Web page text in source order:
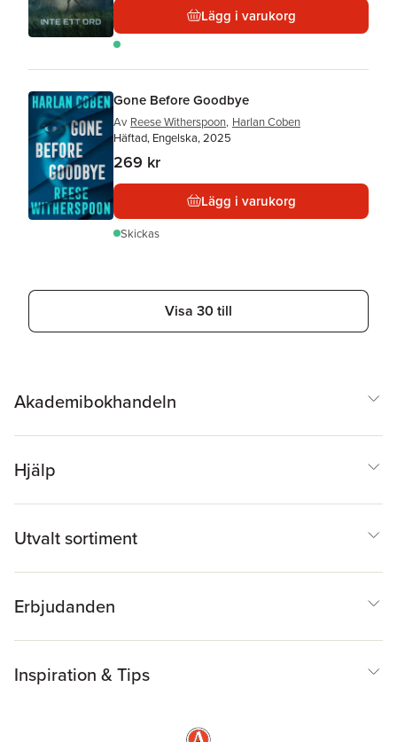
Lägg i varukorg
Gone Before Goodbye
Av Reese Witherspoon, Harlan Coben
Häftad, Engelska, 2025
269 kr
Lägg i varukorg
Skickas
Visa 30 till
Akademibokhandeln
Hjälp
Utvalt sortiment
Erbjudanden
Inspiration & Tips